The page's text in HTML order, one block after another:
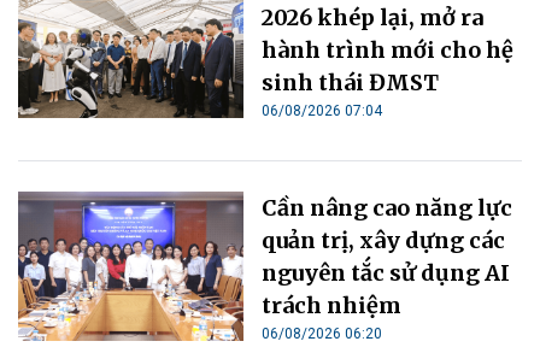
2026 khép lại, mở ra
hành trình mới cho hệ
sinh thái ĐMST
06/08/2026 07:04
Cần nâng cao năng lực
quản trị, xây dựng các
nguyên tắc sử dụng AI
trách nhiệm
06/08/2026 06:20